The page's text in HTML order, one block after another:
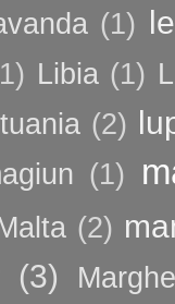
(1)
Libia (1)
(2)
(1)
(2)
(3)